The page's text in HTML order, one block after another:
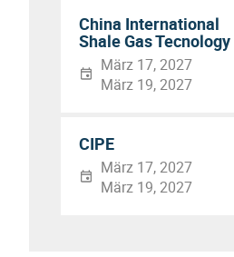
China International
Shale Gas Tecnology
März 17, 2027
März 19, 2027
CIPE
März 17, 2027
März 19, 2027